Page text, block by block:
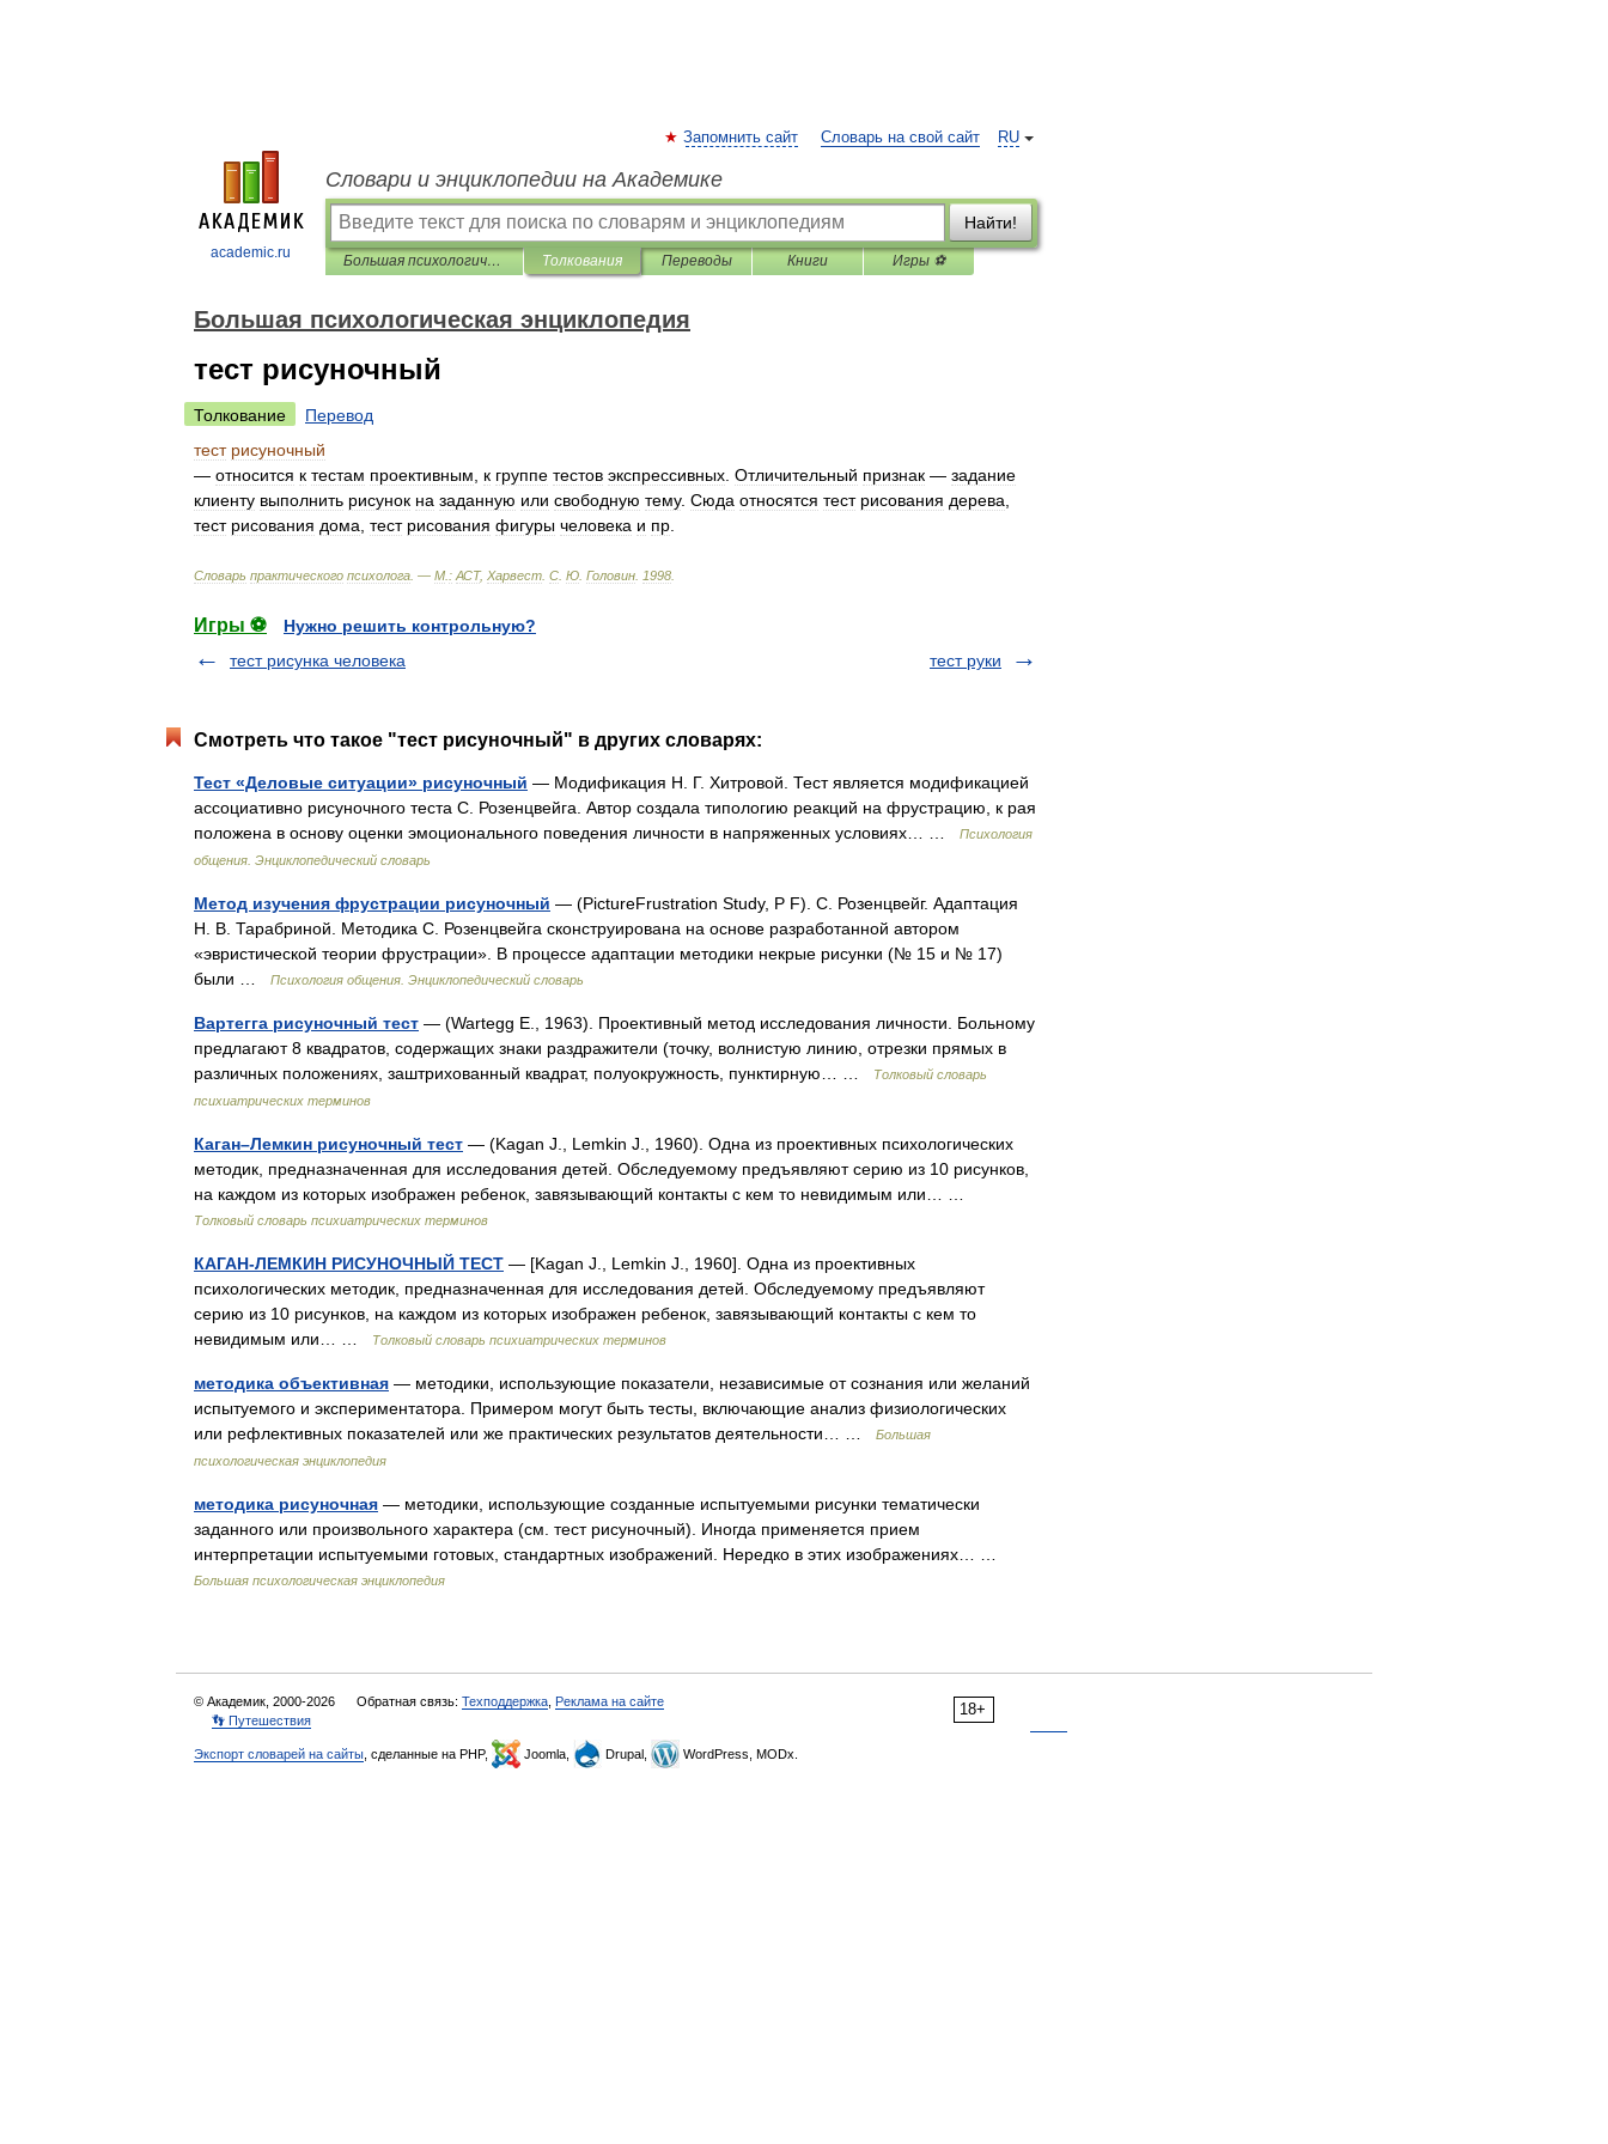
academic.ru
RU
Запомнить сайт Словарь на свой сайт
Словари и энциклопедии на Академике
Найти!
Большая психологическая энциклопедия Толкования Переводы Книги Игры ⚽
Большая психологическая энциклопедия
тест рисуночный
Толкование
Перевод
тест рисуночный
— относится к тестам проективным к группе тестов экспрессивных Отличительный признак — задание
клиенту выполнить рисунок на заданную или свободную тему. Сюда относятся тест рисования дерева
тест рисования дома тест рисования фигуры человека и пр
Словарь практического психолога . — М : АСТ, Харвест С Ю Головин 1998
Игры ⚽
Нужно решить контрольную?
тест рисунка человека
тест руки
Смотреть что такое "тест рисуночный" в других словарях:
Тест «Деловые ситуации» рисуночный — Модификация Н. Г. Хитровой. Тест является модификацией
ассоциативно рисуночного теста С. Розенцвейга. Автор создала типологию реакций на фрустрацию, к рая
положена в основу оценки эмоционального поведения личности в напряженных условиях… …
Психология
общения. Энциклопедический словарь
Метод изучения фрустрации рисуночный — (PictureFrustration Study, P F). С. Розенцвейг. Адаптация
Н. В. Тарабриной. Методика С. Розенцвейга сконструирована на основе разработанной автором
«эвристической теории фрустрации». В процессе адаптации методики некрые рисунки (№ 15 и № 17)
были …
Психология общения. Энциклопедический словарь
Вартегга рисуночный тест — (Wartegg E., 1963). Проективный метод исследования личности. Больному
предлагают 8 квадратов, содержащих знаки раздражители (точку, волнистую линию, отрезки прямых в
различных положениях, заштрихованный квадрат, полуокружность, пунктирную… …
Толковый словарь
психиатрических терминов
Каган–Лемкин рисуночный тест — (Kagan J., Lemkin J., 1960). Одна из проективных психологических
методик, предназначенная для исследования детей. Обследуемому предъявляют серию из 10 рисунков,
на каждом из которых изображен ребенок, завязывающий контакты с кем то невидимым или… …
Толковый словарь психиатрических терминов
КАГАН-ЛЕМКИН РИСУНОЧНЫЙ ТЕСТ — [Kagan J., Lemkin J., 1960]. Одна из проективных
психологических методик, предназначенная для исследования детей. Обследуемому предъявляют
серию из 10 рисунков, на каждом из которых изображен ребенок, завязывающий контакты с кем то
невидимым или… …
Толковый словарь психиатрических терминов
методика объективная — методики, использующие показатели, независимые от сознания или желаний
испытуемого и экспериментатора. Примером могут быть тесты, включающие анализ физиологических
или рефлективных показателей или же практических результатов деятельности… …
Большая
психологическая энциклопедия
методика рисуночная — методики, использующие созданные испытуемыми рисунки тематически
заданного или произвольного характера (см. тест рисуночный). Иногда применяется прием
интерпретации испытуемыми готовых, стандартных изображений. Нередко в этих изображениях… …
Большая психологическая энциклопедия
18+
© Академик, 2000-2026 Обратная связь: Техподдержка Реклама на сайте
👣 Путешествия
Экспорт словарей на сайты , сделанные на PHP, Joomla, Drupal, WordPress, MODx.